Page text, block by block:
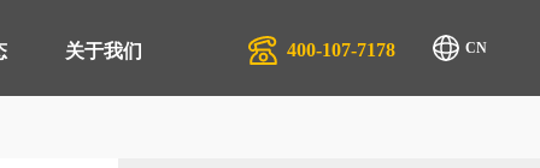
关于我们 CN
400-107-7178